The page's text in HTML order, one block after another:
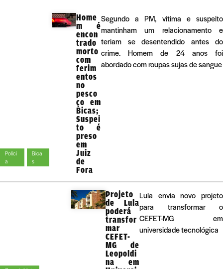
Políci
a
Bica
s
Home
m é
encon
trado
morto
com
ferim
entos
no
pesco
ço em
Bicas;
Suspei
to é
preso
em
Juiz
de
Fora
Segundo a PM, vítima e suspeito
mantinham um relacionamento e
teriam se desentendido antes do
crime. Homem de 24 anos foi
abordado com roupas sujas de sangue
Projeto
de Lula
poderá
transfor
mar
CEFET-
MG de
Leopoldi
na em
Lula envia novo projeto
para transformar o
CEFET-MG em
universidade tecnológica